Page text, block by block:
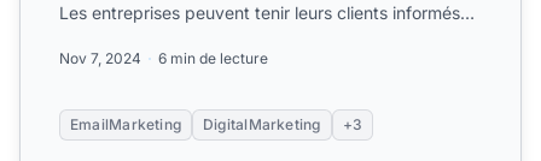
Les entreprises peuvent tenir leurs clients informés
Nov 7, 2024 6 min de lecture
EmailMarketing DigitalMarketing +3